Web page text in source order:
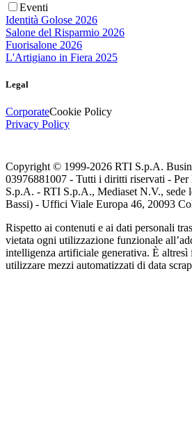
Eventi
Identità Golose 2026
Salone del Risparmio 2026
Fuorisalone 2026
L'Artigiano in Fiera 2025
Legal
CorporateCookie Policy
Privacy Policy
Copyright © 1999-2026 RTI S.p.A.
03976881007 - Tutti i diritti riservati -
S.p.A. - RTI S.p.A., Mediaset N.V., sede
Bassi) - Uffici Viale Europa 46, 20093
Rispetto ai contenuti e ai dati personali
vietata ogni utilizzazione funzionale
intelligenza artificiale generativa. È altresì
utilizzare mezzi automatizzati di data